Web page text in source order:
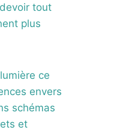
tout
plus
ce
envers
schémas
et